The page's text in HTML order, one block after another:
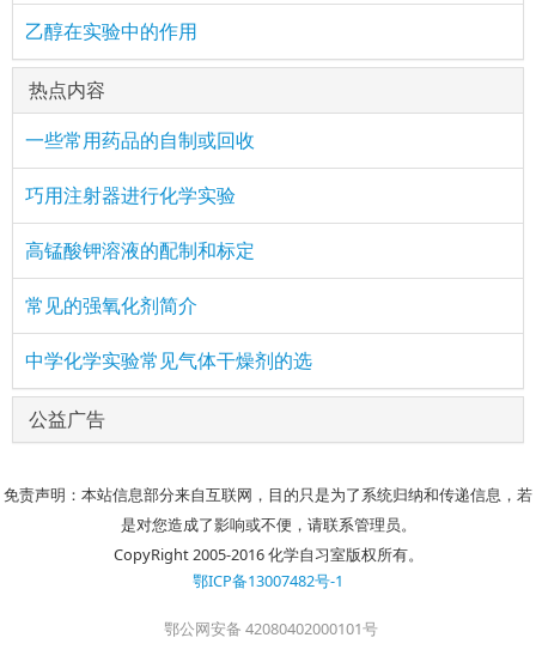
乙醇在实验中的作用
热点内容
一些常用药品的自制或回收
巧用注射器进行化学实验
高锰酸钾溶液的配制和标定
常见的强氧化剂简介
中学化学实验常见气体干燥剂的选
公益广告
免责声明：本站信息部分来自互联网，目的只是为了系统归纳和传递信息，若
是对您造成了影响或不便，请联系管理员。
CopyRight 2005-2016 化学自习室版权所有。
鄂ICP备13007482号-1
鄂公网安备 42080402000101号